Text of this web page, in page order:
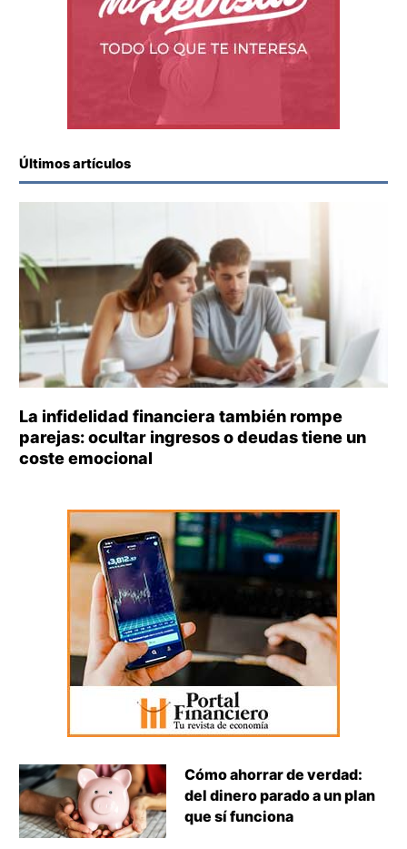
Últimos artículos
La infidelidad financiera también rompe
parejas: ocultar ingresos o deudas tiene un
coste emocional
Cómo ahorrar de verdad:
del dinero parado a un plan
que sí funciona